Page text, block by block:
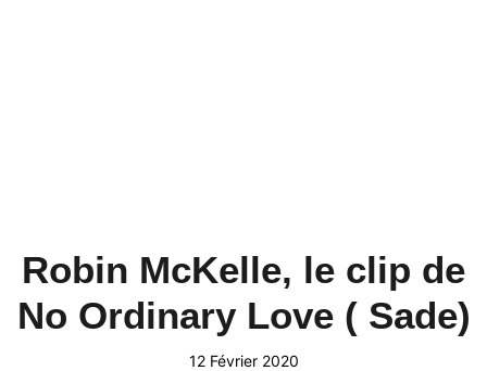
Robin McKelle, le clip de
No Ordinary Love ( Sade)
12 Février 2020